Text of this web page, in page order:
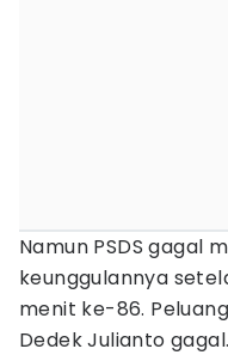
Namun PSDS gagal
keunggulannya
menit ke-86.
Dedek Julianto